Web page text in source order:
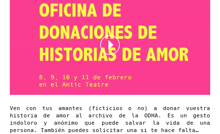
Ven con tus amantes (ficticios o no) a donar vuestra
historia de amor al archivo de la ODHA. Es un gesto
indoloro y anónimo que puede salvar la vida de una
persona. También puedes solicitar una si te hace falta…